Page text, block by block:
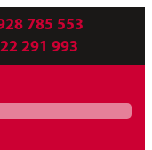
785 553
291 993